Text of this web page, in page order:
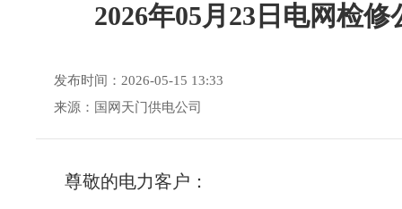
2026年05月23日电网检修
发布时间：2026-05-15 13:33
来源：国网天门供电公司
尊敬的电力客户：